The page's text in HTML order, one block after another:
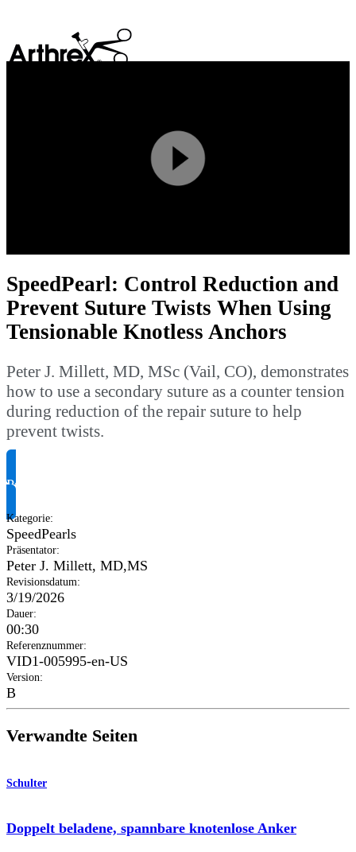
Play
Video
SpeedPearl: Control Reduction and
Prevent Suture Twists When Using
Tensionable Knotless Anchors
Peter J. Millett, MD, MSc (Vail, CO), demonstrates
how to use a secondary suture as a counter tension
during reduction of the repair suture to help
prevent twists.
Produktinformationen anfragen
Kategorie:
SpeedPearls
Präsentator:
Peter J. Millett, MD,MS
Revisionsdatum:
3/19/2026
Dauer:
00:30
Referenznummer:
VID1-005995-en-US
Version:
B
Verwandte Seiten
Schulter
Doppelt beladene, spannbare knotenlose Anker